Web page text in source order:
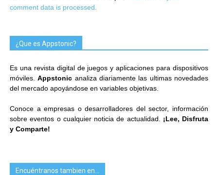
comment data is processed.
¿Que es Appstonic?
Es una revista digital de juegos y aplicaciones para dispositivos
móviles.Appstonic analiza diariamente las ultimas novedades
del mercado apoyándose en variables objetivas.
Conoce a empresas o desarrolladores del sector, información
sobre eventos o cualquier noticia de actualidad. ¡Lee, Disfruta
y Comparte!
Encuéntranos tambien en…